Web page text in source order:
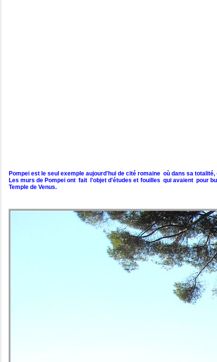
Pompei est le seul exemple aujourd'hui de cité romaine où dans sa
Les murs de Pompei ont fait l'objet d'études et fouilles qui avaient pour
Temple de Venus.